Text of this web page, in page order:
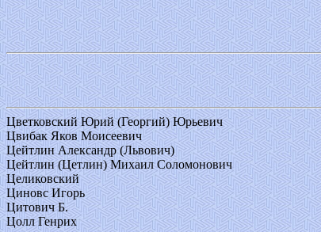
Цветковский Юрий (Георгий) Юрьевич
Цвибак Яков Моисеевич
Цейтлин Александр (Львович)
Цейтлин (Цетлин) Михаил Соломонович
Целиковский
Циновс Игорь
Цитович Б.
Цолл Генрих